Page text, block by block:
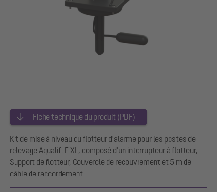
Fiche technique du produit (PDF)
Kit de mise à niveau du flotteur d'alarme pour les postes de
relevage Aqualift F XL, composé d'un interrupteur à flotteur,
Support de flotteur, Couvercle de recouvrement et 5 m de
câble de raccordement